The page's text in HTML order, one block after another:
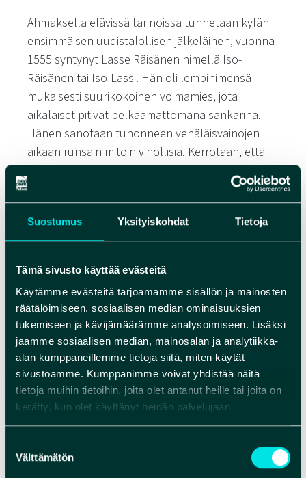
Suostumus Yksityiskohdat Tietoja
Tämä sivusto käyttää evästeitä
Käytämme evästeitä tarjoamamme sisällön ja mainosten
räätälöimiseen, sosiaalisen median ominaisuuksien
tukemiseen ja kävijämäärämme analysoimiseen. Lisäksi
jaamme sosiaalisen median, mainosalan ja analytiikka-
alan kumppaneillemme tietoja siitä, miten käytät
sivustoamme. Kumppanimme voivat yhdistää näitä
tietoja muihin tietoihin, joita olet antanut heille tai joita on
kerätty, kun olet käyttänyt heidän palvelujaan.
valinta
Välttämätön
Ahmaksella elävissä tarinoissa tunnetaan kylän
ensimmäisen uudistalollisen jälkeläinen, vuonna
1555 syntynyt Lasse Räisänen nimellä Iso-
Räisänen tai Iso-Lassi. Hän oli lempinimensä
mukaisesti suurikokoinen voimamies, jota
aikalaiset pitivät pelkäämättömänä sankarina.
Hänen sanotaan tuhonneen venäläisvainojen
aikaan runsain mitoin vihollisia. Kerrotaan, että
kun vainolaisjoukko löysi tiensä Ahmakselle, se
poltti kulkiessaan Räisäsen talon. Iso-Räisänen
kuitenkin nousi vainolaisia vastaan, mikä sai
viholliset etsimään häntä vangittavaksi.
Kerrotaan, ettei rauhanteon jälkeenkään Iso-
Räisästä jätetty rauhaan, vaan vainolaispartio
palasi kostoajatuksin Ahmakselle.
Tulijärven saaressa Rokualla puolestaan asui
vainolaisten aikaan erakkona Lintu-Mikko, joka
saalisti kaiken ruokansa itse. Villieläinten
kerrotaan kuitenkin yllättäneen Lintu-Mikon ja
raadelleen hänet. Lintu-Mikko paranteli
saamiaan haavojaan metsästä löytämillään
yrteillä ja söi Ahmaksen kylästä talon ruuat
muiden poissa ollessa, mistä paikalliset emännät
ja isännät suuttuivat. Miehet yrittivät kolmen